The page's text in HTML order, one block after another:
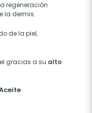
regeneración
la dermis.
de la piel,
gracias a su alto